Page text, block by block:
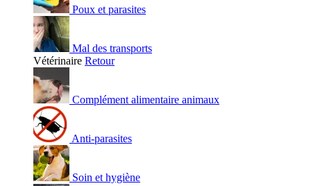
Poux et parasites
Mal des transports
Vétérinaire Retour
Complément alimentaire animaux
Anti-parasites
Soin et hygiène